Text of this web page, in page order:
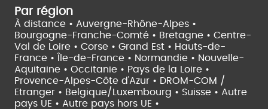
Par région
À distance • Auvergne-Rhône-Alpes •
Bourgogne-Franche-Comté • Bretagne • Centre-
Val de Loire • Corse • Grand Est • Hauts-de-
France •
Île-de-France • Normandie • Nouvelle-
Aquitaine • Occitanie • Pays de la Loire •
Provence-Alpes-Côte d'Azur • DROM-COM /
Etranger • Belgique/Luxembourg • Suisse • Autre
pays UE • Autre pays hors UE •